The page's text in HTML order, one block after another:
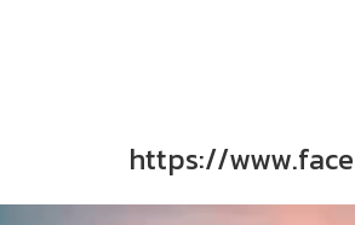
https://